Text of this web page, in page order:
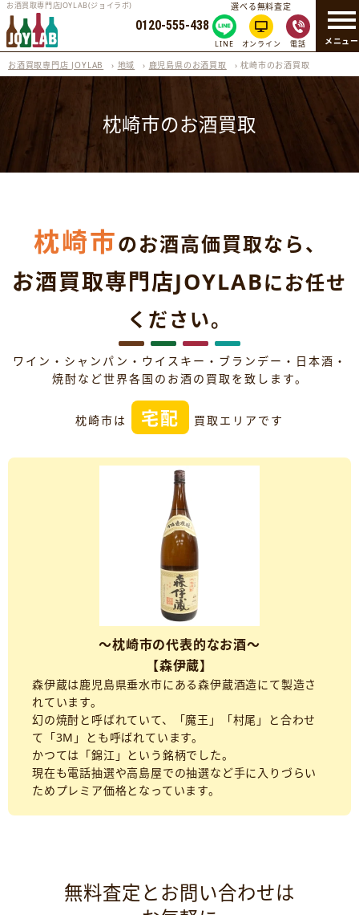
メニュー
お酒買取専門店JOYLAB(ジョイラボ)
0120-555-438
選べる無料査定
LINE オンライン 電話
お酒買取専門店 JOYLAB › 地域 › 鹿児島県のお酒買取 ›枕崎市のお酒買取
枕崎市のお酒買取
枕崎市のお酒高価買取なら、
お酒買取専門店JOYLABにお任せ
ください。
ワイン・シャンパン・ウイスキー・ブランデー・日本酒・
焼酎など世界各国のお酒の買取を致します。
枕崎市は 宅配 買取エリアです
～枕崎市の代表的なお酒～
【森伊蔵】
森伊蔵は鹿児島県垂水市にある森伊蔵酒造にて製造さ
れています。
幻の焼酎と呼ばれていて、「魔王」「村尾」と合わせ
て「3M」とも呼ばれています。
かつては「錦江」という銘柄でした。
現在も電話抽選や高島屋での抽選など手に入りづらい
ためプレミア価格となっています。
無料査定とお問い合わせは